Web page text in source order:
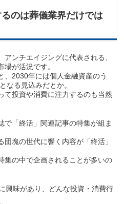
のは葬儀業界だけでは
ンチエイジングに代表される、
が活況です。
、2030年には個人金融資産のう
なる見込みだとか。
て投資や消費に注力するのも当然
で「終活」関連記事の特集が組ま
塊の世代に響く内容が「終活」
集の中で企画されることが多いの
興味があり、どんな投資・消費行